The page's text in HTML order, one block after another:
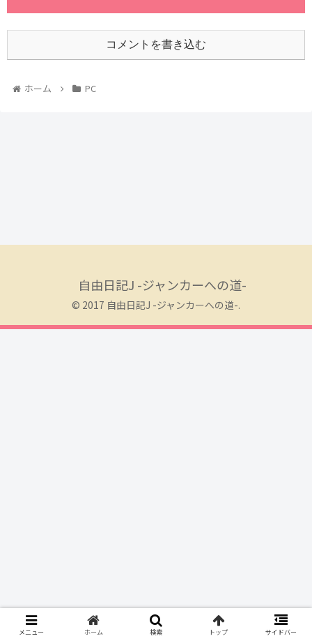
コメントを書き込む
ホーム PC
自由日記J -ジャンカーへの道-
© 2017 自由日記J -ジャンカーへの道-.
メニュー ホーム 検索 トップ サイドバー